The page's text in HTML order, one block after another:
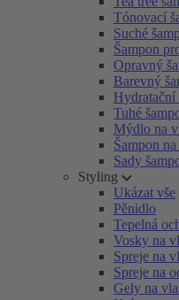
Tónovací
Suché
Šampon
Opravný
Barevný
Hydratační
Tuhé
Mýdlo na
Šampon
Sady
Styling
Ukázat vše
Pěnidlo
Tepelná
Vosky na
Spreje na
Spreje na
Gely na